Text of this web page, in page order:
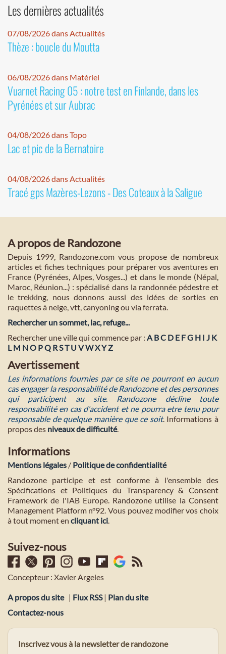
Les dernières actualités
07/08/2026 dans Actualités
Thèze : boucle du Moutta
06/08/2026 dans Matériel
Vuarnet Racing 05 : notre test en Finlande, dans les
Pyrénées et sur Aubrac
04/08/2026 dans Topo
Lac et pic de la Bernatoire
04/08/2026 dans Actualités
Tracé gps Mazères-Lezons - Des Coteaux à la Saligue
A propos de Randozone
Depuis 1999, Randozone.com vous propose de nombreux
articles et fiches techniques pour préparer vos aventures en
France (Pyrénées, Alpes, Vosges...) et dans le monde (Népal,
Maroc, Réunion...) : spécialisé dans la randonnée pédestre et
le trekking, nous donnons aussi des idées de sorties en
raquettes à neige, vtt, canyoning ou via ferrata.
Rechercher un sommet, lac, refuge...
Rechercher une ville qui commence par : A BC D E FG H I J K
L M NO PQ RST U VWXYZ
Avertissement
Les informations fournies par ce site ne pourront en aucun
cas engager la responsabilité de Randozone et des personnes
qui participent au site. Randozone décline toute
responsabilité en cas d'accident et ne pourra etre tenu pour
responsable de quelque manière que ce soit. Informations à
propos des niveaux de difficulté.
Informations
Mentions légales / Politique de confidentialité
Randozone participe et est conforme à l'ensemble des
Spécifications et Politiques du Transparency & Consent
Framework de l'IAB Europe. Randozone utilise la Consent
Management Platform n°92. Vous pouvez modifier vos choix
à tout moment en cliquant ici.
Suivez-nous
Concepteur : Xavier Argeles
A propos du site | Flux RSS| Plan du site
Contactez-nous
Inscrivez vous à la newsletter de randozone